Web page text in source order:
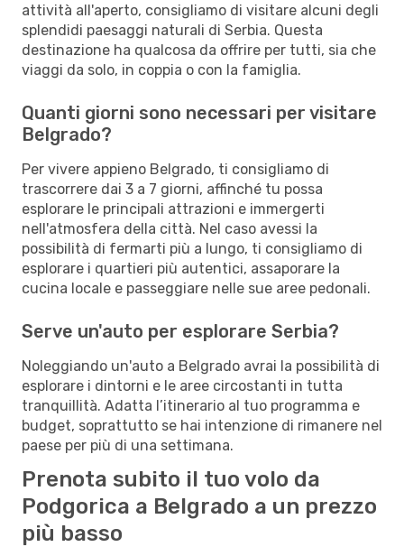
attività all'aperto, consigliamo di visitare alcuni degli
splendidi paesaggi naturali di Serbia. Questa
destinazione ha qualcosa da offrire per tutti, sia che
viaggi da solo, in coppia o con la famiglia.
Quanti giorni sono necessari per visitare
Belgrado?
Per vivere appieno Belgrado, ti consigliamo di
trascorrere dai 3 a 7 giorni, affinché tu possa
esplorare le principali attrazioni e immergerti
nell'atmosfera della città. Nel caso avessi la
possibilità di fermarti più a lungo, ti consigliamo di
esplorare i quartieri più autentici, assaporare la
cucina locale e passeggiare nelle sue aree pedonali.
Serve un'auto per esplorare Serbia?
Noleggiando un'auto a Belgrado avrai la possibilità di
esplorare i dintorni e le aree circostanti in tutta
tranquillità. Adatta l’itinerario al tuo programma e
budget, soprattutto se hai intenzione di rimanere nel
paese per più di una settimana.
Prenota subito il tuo volo da
Podgorica a Belgrado a un prezzo
più basso